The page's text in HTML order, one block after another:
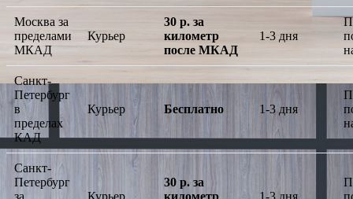
Москва за
пределами
МКАД
Курьер
30 р. за
километр
после МКАД
1-3 дня
Санкт-
Петербург
в
пределах
КАД
Курьер Бесплатно 1-3 дня
Санкт-
Петербург
за
Курьер
30 р. за
километр
1-3 дня